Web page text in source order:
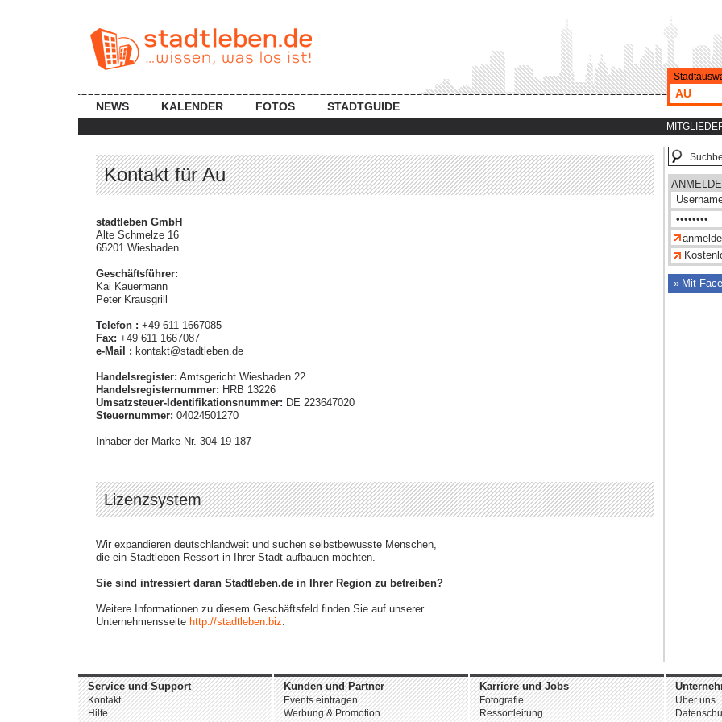
NEWS KALENDER FOTOS STADTGUIDE
AU
Kontakt für Au
stadtleben GmbH
Alte Schmelze 16
65201 Wiesbaden
Geschäftsführer:
Kai Kauermann
Peter Krausgrill
Telefon : +49 611 1667085
Fax: +49 611 1667087
e-Mail : kontakt@stadtleben.de
Handelsregister: Amtsgericht Wiesbaden 22
Handelsregisternummer: HRB 13226
Umsatzsteuer-Identifikationsnummer: DE 223647020
Steuernummer: 04024501270
Inhaber der Marke Nr. 304 19 187
Lizenzsystem
Wir expandieren deutschlandweit und suchen selbstbewusste Menschen,
die ein Stadtleben Ressort in Ihrer Stadt aufbauen möchten.
Sie sind intressiert daran Stadtleben.de in Ihrer Region zu betreiben?
Weitere Informationen zu diesem Geschäftsfeld finden Sie auf unserer
Unternehmensseite http://stadtleben.biz.
Mit
Service und Support
Kontakt
Hilfe
Kunden und Partner
Events eintragen
Werbung & Promotion
Karriere und Jobs
Fotografie
Ressortleitung
Über uns